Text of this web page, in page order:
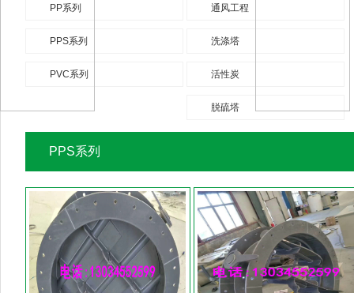
PP系列
PPS系列
PVC系列
通风工程
洗涤塔
活性炭
脱硫塔
PPS系列